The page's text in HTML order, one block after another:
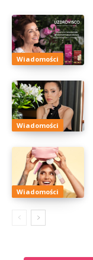
Wiadomości
Wiadomości
Wiadomości